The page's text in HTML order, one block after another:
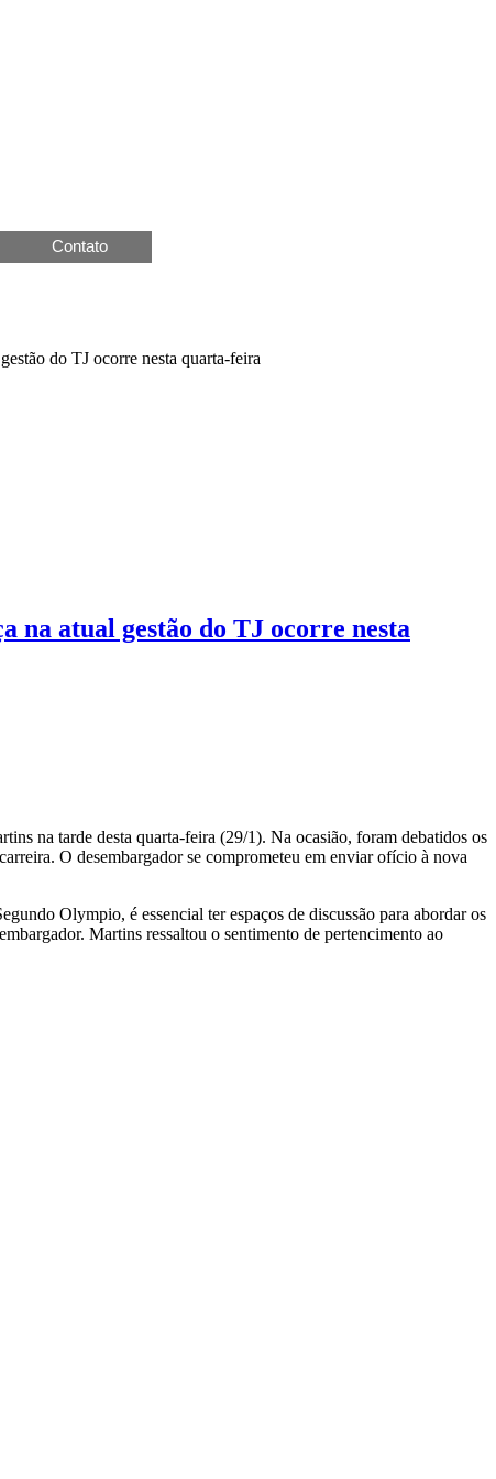
Contato
do TJ ocorre nesta quarta-feira
na atual gestão do TJ ocorre nesta
na tarde desta quarta-feira (29/1). Na ocasião, foram debatidos os
O desembargador se comprometeu em enviar ofício à nova
Olympio, é essencial ter espaços de discussão para abordar os
Martins ressaltou o sentimento de pertencimento ao